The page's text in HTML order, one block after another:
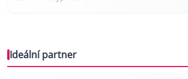
Ideální partner